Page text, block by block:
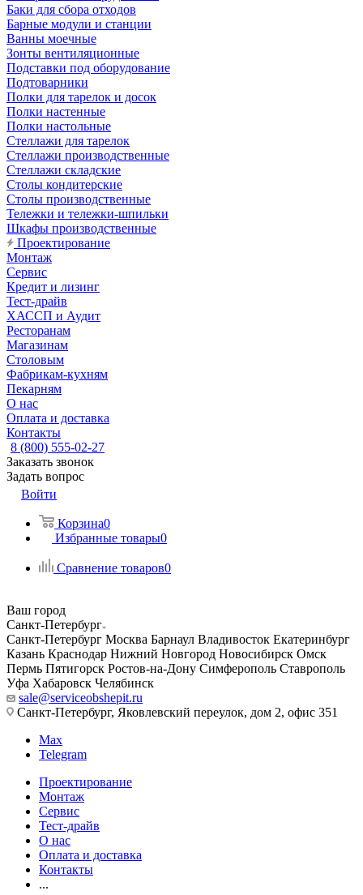
Баки для сбора отходов
Барные модули и станции
Ванны моечные
Зонты вентиляционные
Подставки под оборудование
Подтоварники
Полки для тарелок и досок
Полки настенные
Полки настольные
Стеллажи для тарелок
Стеллажи производственные
Стеллажи складские
Столы кондитерские
Столы производственные
Тележки и тележки-шпильки
Шкафы производственные
Проектирование
Монтаж
Сервис
Кредит и лизинг
Тест-драйв
ХАССП и Аудит
Ресторанам
Магазинам
Столовым
Фабрикам-кухням
Пекарням
О нас
Оплата и доставка
Контакты
8 (800) 555-02-27
Заказать звонок
Задать вопрос
Войти
Корзина0
Избранные товары0
Сравнение товаров0
Ваш город
Санкт-Петербург
Санкт-Петербург Москва Барнаул Владивосток Екатеринбург
Казань Краснодар Нижний Новгород Новосибирск Омск
Пермь Пятигорск Ростов-на-Дону Симферополь Ставрополь
Уфа Хабаровск Челябинск
sale@serviceobshepit.ru
Санкт-Петербург, Яковлевский переулок, дом 2, офис 351
Max
Telegram
Проектирование
Монтаж
Сервис
Тест-драйв
О нас
Оплата и доставка
Контакты
...